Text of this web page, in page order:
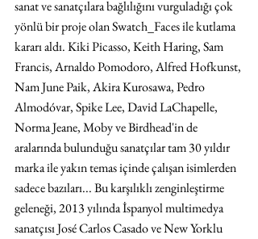
sanat ve sanatçılara bağlılığını vurguladığı çok
yönlü bir proje olan Swatch_Faces ile kutlama
kararı aldı. Kiki Picasso, Keith Haring, Sam
Francis, Arnaldo Pomodoro, Alfred Hofkunst,
Nam June Paik, Akira Kurosawa, Pedro
Almodóvar, Spike Lee, David LaChapelle,
Norma Jeane, Moby ve Birdhead'in de
aralarında bulunduğu sanatçılar tam 30 yıldır
marka ile yakın temas içinde çalışan isimlerden
sadece bazıları... Bu karşılıklı zenginleştirme
geleneği, 2013 yılında İspanyol multimedya
sanatçısı José Carlos Casado ve New Yorklu